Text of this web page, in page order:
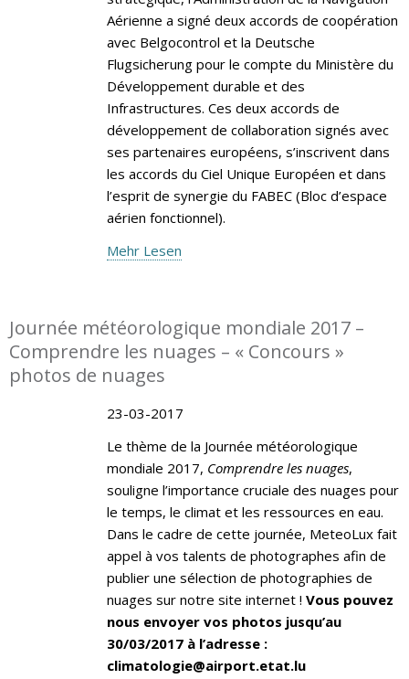
Aérienne a signé deux accords de coopération
avec Belgocontrol et la Deutsche
Flugsicherung pour le compte du Ministère du
Développement durable et des
Infrastructures. Ces deux accords de
développement de collaboration signés avec
ses partenaires européens, s’inscrivent dans
les accords du Ciel Unique Européen et dans
l’esprit de synergie du FABEC (Bloc d’espace
aérien fonctionnel).
Mehr Lesen
Journée météorologique mondiale 2017 –
Comprendre les nuages – « Concours »
photos de nuages
23-03-2017
Le thème de la Journée météorologique
mondiale 2017, Comprendre les nuages,
souligne l’importance cruciale des nuages pour
le temps, le climat et les ressources en eau.
Dans le cadre de cette journée, MeteoLux fait
appel à vos talents de photographes afin de
publier une sélection de photographies de
nuages sur notre site internet ! Vous pouvez
nous envoyer vos photos jusqu’au
30/03/2017 à l’adresse :
climatologie@airport.etat.lu